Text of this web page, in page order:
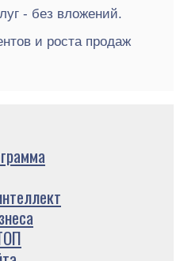
- без вложений.
и роста продаж